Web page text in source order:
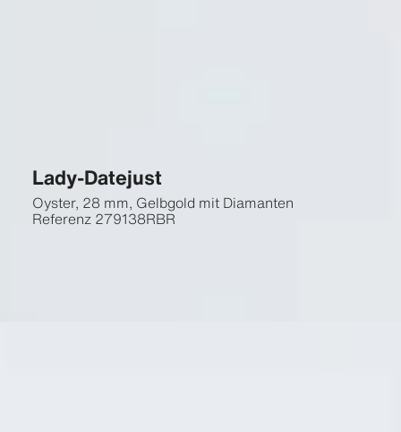
Lady-Datejust
Oyster, 28 mm, Gelbgold mit Diamanten
Referenz 279138RBR